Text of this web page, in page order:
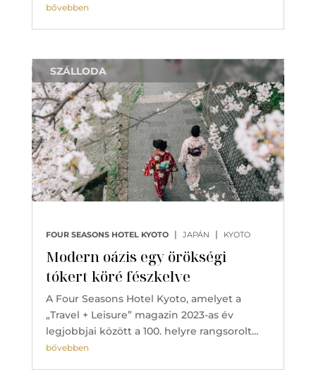
bővebben
Modern oázis egy örökségi
tókert köré fészkelve
FOUR SEASONS HOTEL KYOTO | JAPÁN | KYOTO
SZÁLLODA
A Four Seasons Hotel Kyoto, amelyet a
„Travel + Leisure” magazin 2023-as év
legjobbjai között a 100. helyre rangsorolt…
bővebben